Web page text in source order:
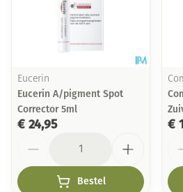
Eucerin
Eucerin A/pigment Spot
Corrector 5ml
€ 24,95
Bestel
€